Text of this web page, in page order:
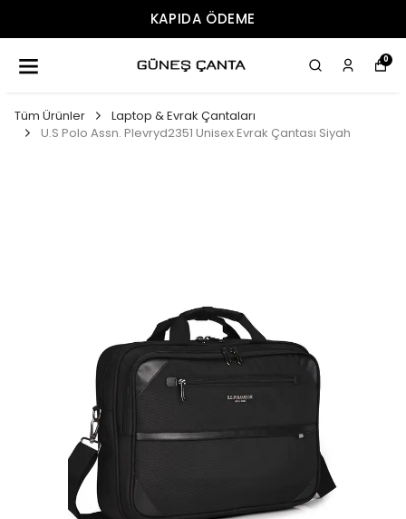
KAPIDA ÖDEME
0
Tüm Ürünler
Laptop & Evrak Çantaları
U.S Polo Assn. Plevryd2351 Unisex Evrak Çantası Siyah